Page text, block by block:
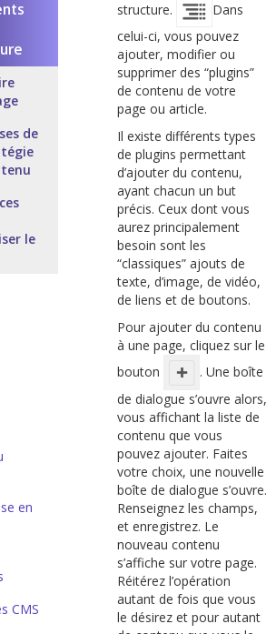
de
le
en
CMS
structure.
Dans
celui-ci, vous pouvez
ajouter, modifier ou
supprimer des “plugins”
de contenu de votre
page ou article.
Il existe différents types
de plugins permettant
d’ajouter du contenu,
ayant chacun un but
précis. Ceux dont vous
aurez principalement
besoin sont les
“classiques” ajouts de
texte, d’image, de vidéo,
de liens et de boutons.
Pour ajouter du contenu
à une page, cliquez sur le
bouton
. Une boîte
de dialogue s’ouvre alors,
vous affichant la liste de
contenu que vous
pouvez ajouter. Faites
votre choix, une nouvelle
boîte de dialogue s’ouvre.
Renseignez les champs,
et enregistrez. Le
nouveau contenu
s’affiche sur votre page.
Réitérez l’opération
autant de fois que vous
le désirez et pour autant